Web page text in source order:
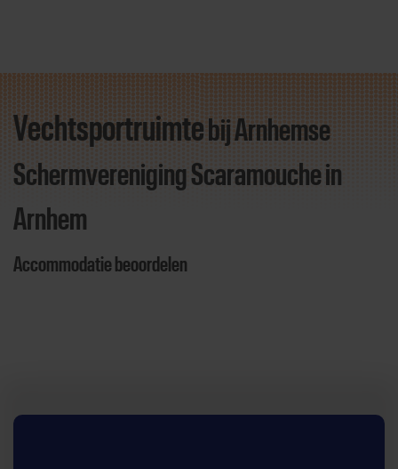
Direct door naar content
Vechtsportruimte bij Arnhemse
Schermvereniging Scaramouchein
Arnhem
Accommodatie beoordelen